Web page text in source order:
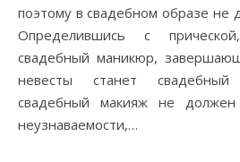
поэтому в свадебном образе не
Определившись с
свадебный маникюр,
невесты станет
свадебный макияж не
неузнаваемости,…